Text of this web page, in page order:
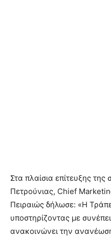
Στα πλαίσια επίτευξης
Πετρούνιας, Chief
Πειραιώς δήλωσε: «Η
υποστηρίζοντας με
ανακοινώνει την